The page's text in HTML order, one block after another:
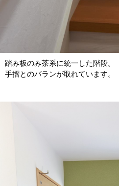
踏み板のみ茶系に統一した階段。
手摺とのバランが取れています。